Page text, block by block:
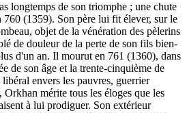
longtemps de son triomphe ; une chute
760 (1359). Son père lui fit élever, sur le
objet de la vénération des pèlerins
de douleur de la perte de son fils bien-
d'un an. Il mourut en 761 (1360), dans
de son âge et la trente-cinquième de
envers les pauvres, guerrier
mérite tous les éloges que les
à lui prodiguer. Son extérieur